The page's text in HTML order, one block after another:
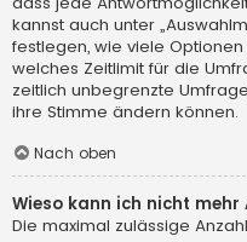
kannst auch unter
festlegen, wie viele
welches Zeitlimit für die
zeitlich unbegrenzte
ihre Stimme ändern können.
Nach oben
Wieso kann ich nicht
Die maximal zulässige